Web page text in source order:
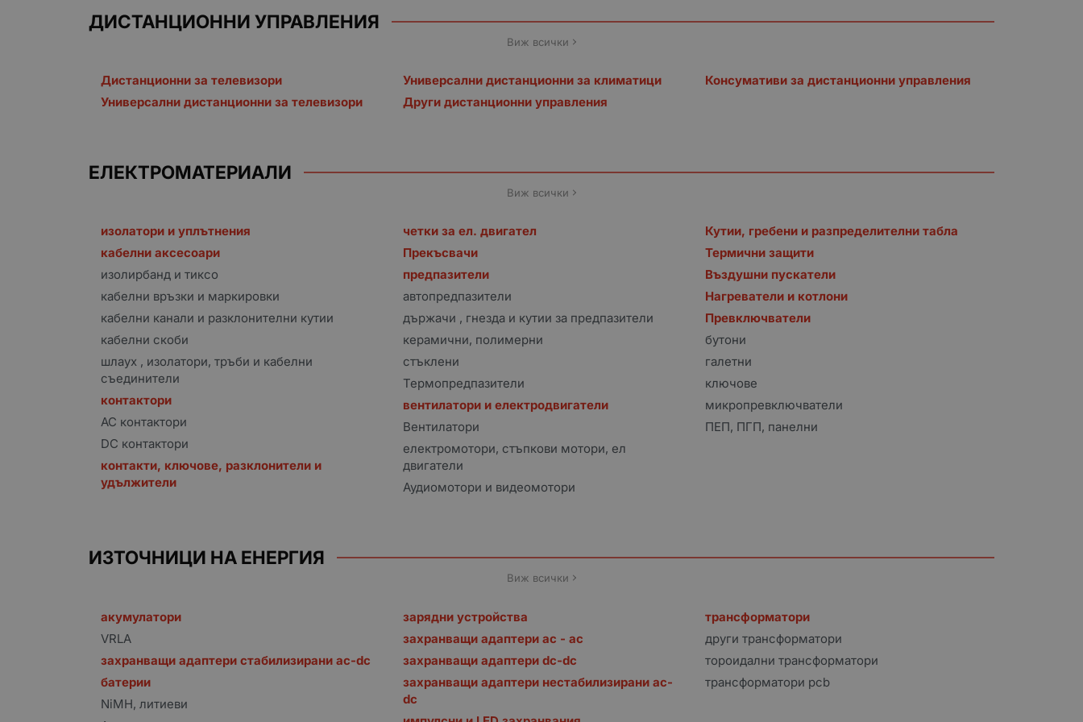
ДИСТАНЦИОННИ УПРАВЛЕНИЯ
Виж всички
Дистанционни за телевизори
Универсални дистанционни за телевизори
Универсални дистанционни за климатици
Други дистанционни управления
Консумативи за дистанционни управления
ЕЛЕКТРОМАТЕРИАЛИ
Виж всички
изолатори и уплътнения
кабелни аксесоари
изолирбанд и тиксо
кабелни връзки и маркировки
кабелни канали и разклонителни кутии
кабелни скоби
шлаух , изолатори, тръби и кабелни
съединители
контактори
AC контактори
DC контактори
контакти, ключове, разклонители и
удължители
четки за ел. двигател
Прекъсвачи
предпазители
автопредпазители
държачи , гнезда и кутии за предпазители
керамични, полимерни
стъклени
Термопредпазители
вентилатори и електродвигатели
Вентилатори
електромотори, стъпкови мотори, ел
двигатели
Аудиомотори и видеомотори
Кутии, гребени и разпределителни табла
Термични защити
Въздушни пускатели
Нагреватели и котлони
Превключватели
бутони
галетни
ключове
микропревключватели
ПЕП, ПГП, панелни
ИЗТОЧНИЦИ НА ЕНЕРГИЯ
Виж всички
акумулатори
VRLA
захранващи адаптери стабилизирани ac-dc
батерии
NiMH, литиеви
зарядни устройства
захранващи адаптери ac - ac
захранващи адаптери dc-dc
захранващи адаптери нестабилизирани ac-
dc
трансформатори
други трансформатори
тороидални трансформатори
трансформатори pcb